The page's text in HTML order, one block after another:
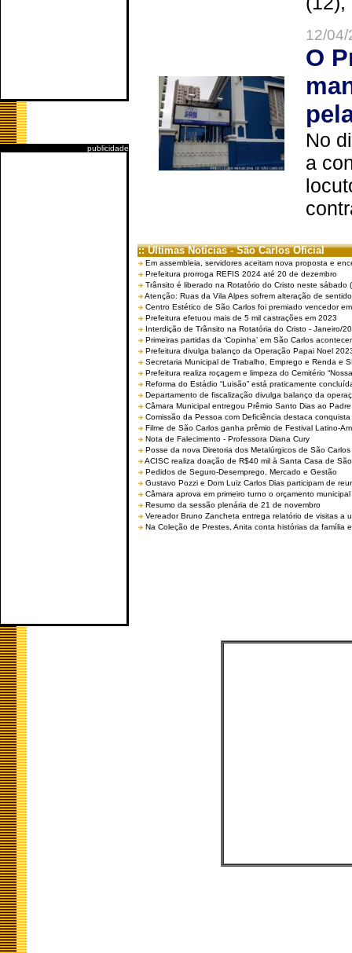
publicidade
12/
O
No
a
:: Últimas Notícias - São Carlos Oficial
Em assembleia, servidores aceitam nova proposta e
Prefeitura prorroga REFIS 2024 até 20 de dezembro
Trânsito é liberado na Rotatório do Cristo neste sábado
Atenção: Ruas da Vila Alpes sofrem alteração de
Centro Estético de São Carlos foi premiado vencedor
Prefeitura efetuou mais de 5 mil castrações em 2023
Interdição de Trânsito na Rotatória do Cristo - Janeiro/
Primeiras partidas da ‘Copinha’ em São Carlos
Prefeitura divulga balanço da Operação Papai Noel
Secretaria Municipal de Trabalho, Emprego e Renda e
Prefeitura realiza roçagem e limpeza do Cemitério
Reforma do Estádio “Luisão” está praticamente
Departamento de fiscalização divulga balanço da
Câmara Municipal entregou Prêmio Santo Dias ao
Comissão da Pessoa com Deficiência destaca
Filme de São Carlos ganha prêmio de Festival Latino-
Nota de Falecimento - Professora Diana Cury
Posse da nova Diretoria dos Metalúrgicos de São
ACISC realiza doação de R$40 mil à Santa Casa de
Pedidos de Seguro-Desemprego, Mercado e Gestão
Gustavo Pozzi e Dom Luiz Carlos Dias participam de
Câmara aprova em primeiro turno o orçamento
Resumo da sessão plenária de 21 de novembro
Vereador Bruno Zancheta entrega relatório de visitas a
Na Coleção de Prestes, Anita conta histórias da família